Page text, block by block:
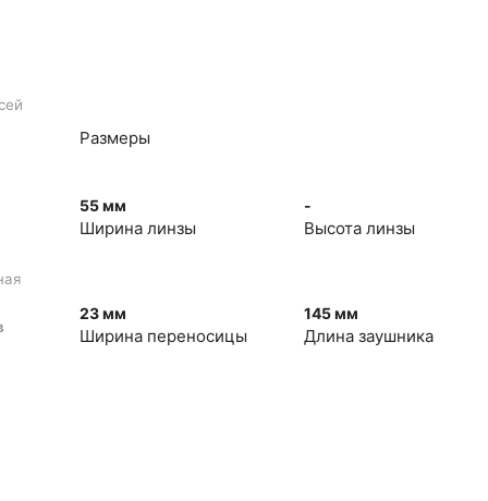
Размеры
55 мм
Ширина линзы
-
Высота линзы
23 мм
Ширина переносицы
145 мм
Длина заушника